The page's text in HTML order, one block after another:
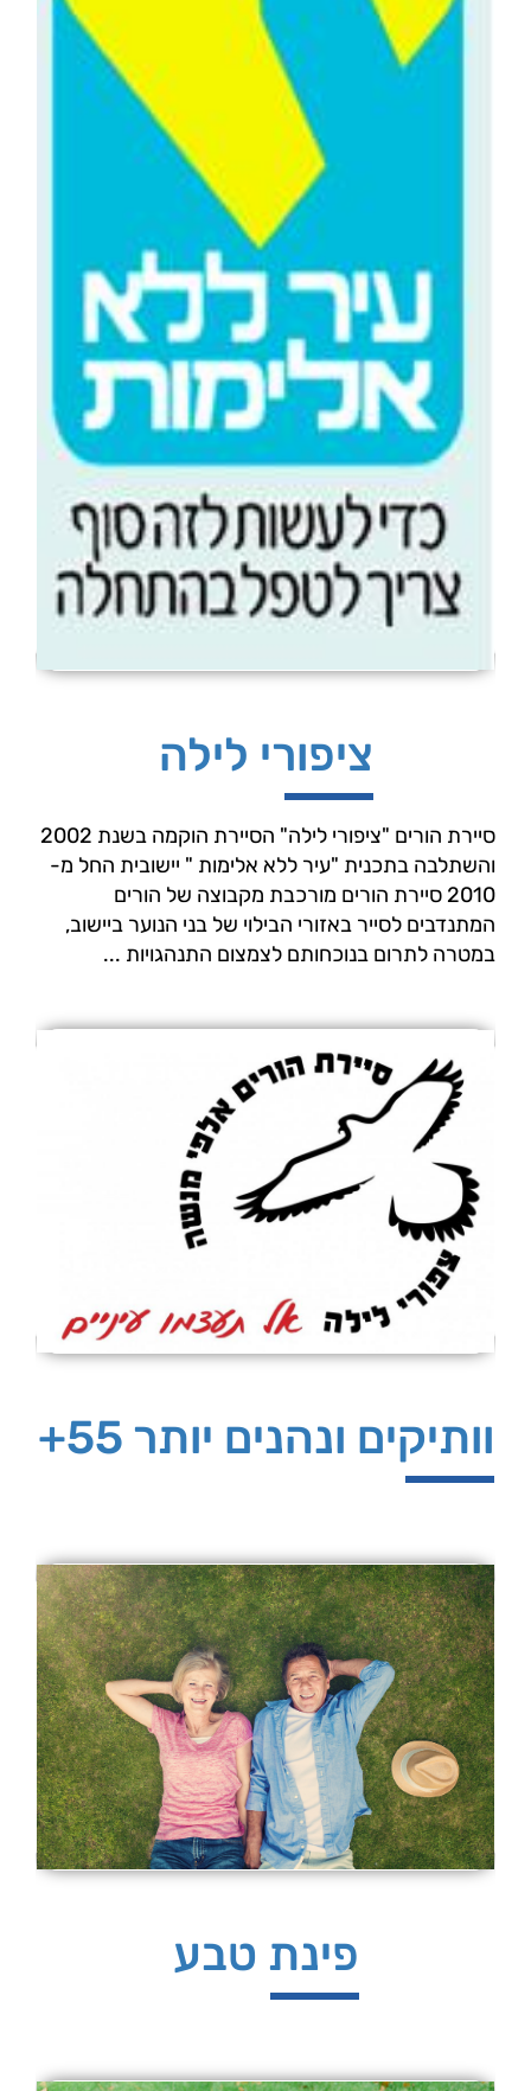
ציפורי לילה
סיירת הורים "ציפורי לילה" הסיירת הוקמה בשנת 2002
והשתלבה בתכנית "עיר ללא אלימות " יישובית החל מ-
2010 סיירת הורים מורכבת מקבוצה של הורים
המתנדבים לסייר באזורי הבילוי של בני הנוער ביישוב,
במטרה לתרום בנוכחותם לצמצום התנהגויות ...
וותיקים ונהנים יותר 55+
פינת טבע